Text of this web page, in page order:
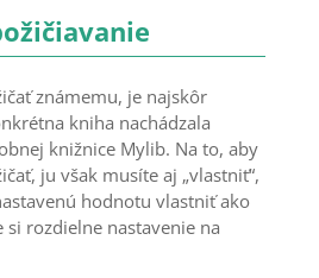
známemu, je najskôr
kniha nachádzala
knižnice Mylib. Na to, aby
ju však musíte aj „vlastniť“,
hodnotu vlastniť ako
si rozdielne nastavenie na